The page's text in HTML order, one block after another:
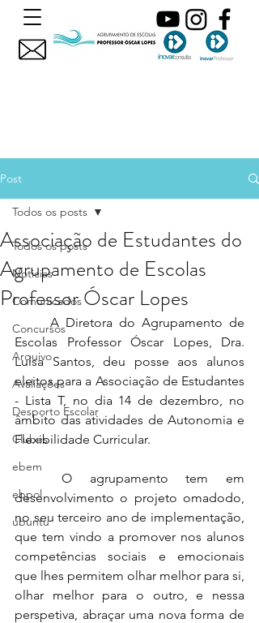
Post
Todos os posts
Noticias
Comunicados
Concursos
Arquivo
Avaliações
Desporto Escolar
Clubes
ebem
ebpol
ubuntu
Todos os posts
Associação de Estudantes do
Agrupamento de Escolas
Professor Óscar Lopes
	A Diretora do Agrupamento de
Escolas Professor Óscar Lopes, Dra.
Luísa Santos, deu posse aos alunos
eleitos para a Associação de Estudantes
- Lista T, no dia 14 de dezembro, no
âmbito das atividades de Autonomia e
Flexibilidade Curricular.
desenvolvimento o projeto omadodo,
no seu terceiro ano de implementação,
que tem vindo a promover nos alunos
competências sociais e emocionais
que lhes permitem olhar melhor para si,
olhar melhor para o outro, e nessa
perspetiva, abraçar uma nova forma de